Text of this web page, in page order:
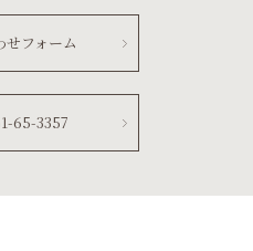
せフォーム
65-3357